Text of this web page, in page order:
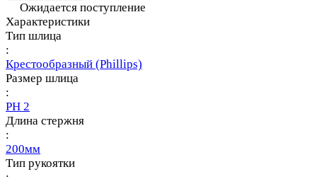
Ожидается поступление
Характеристики
Тип шлица
:
Крестообразный (Phillips)
Размер шлица
:
PH 2
Длина стержня
:
200мм
Тип рукоятки